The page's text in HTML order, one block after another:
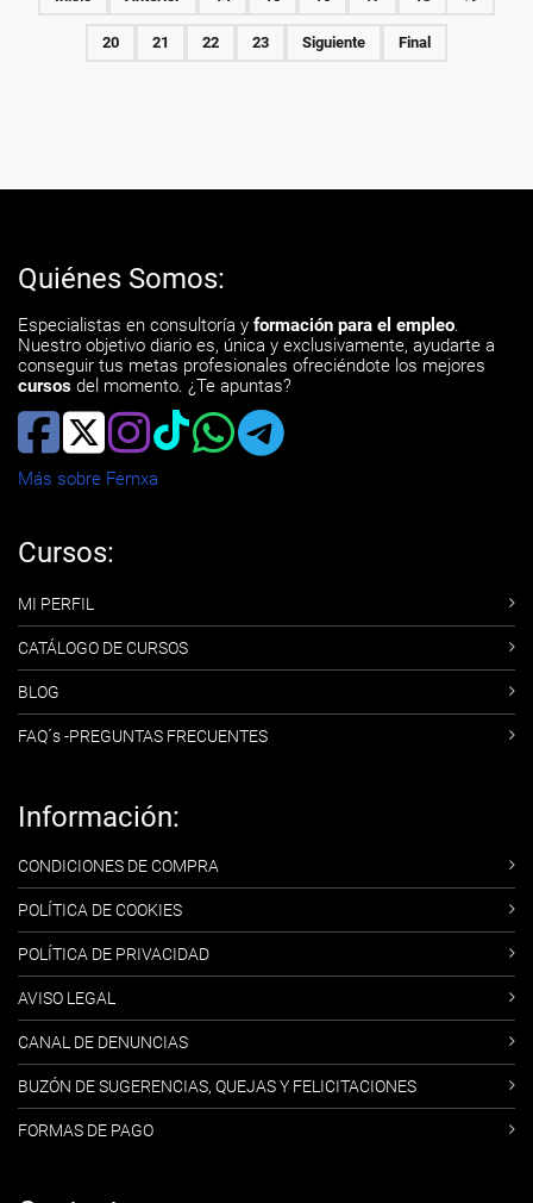
20 21 22 23 Siguiente Final
Quiénes Somos:
Especialistas en consultoría y formación para el empleo.
Nuestro objetivo diario es, única y exclusivamente, ayudarte a
conseguir tus metas profesionales ofreciéndote los mejores
cursos del momento. ¿Te apuntas?
Más sobre Femxa
Cursos:
MI PERFIL
CATÁLOGO DE CURSOS
BLOG
FAQ´s -PREGUNTAS FRECUENTES
Información:
CONDICIONES DE COMPRA
POLÍTICA DE COOKIES
POLÍTICA DE PRIVACIDAD
AVISO LEGAL
CANAL DE DENUNCIAS
BUZÓN DE SUGERENCIAS, QUEJAS Y FELICITACIONES
FORMAS DE PAGO